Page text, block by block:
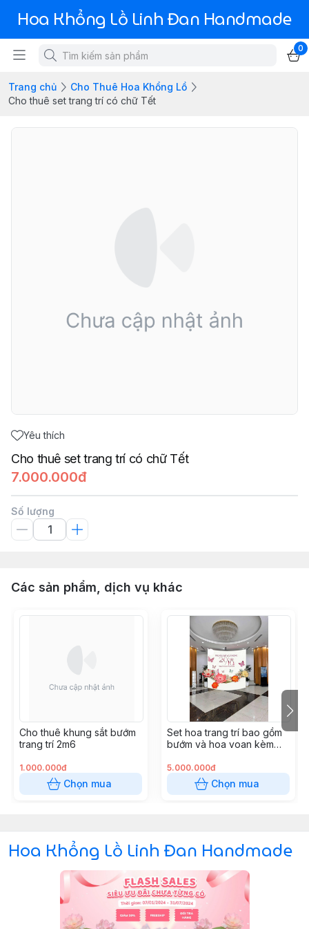
Hoa Khổng Lồ Linh Đan Handmade
0
Trang chủ
Cho Thuê Hoa Khổng Lồ
Cho thuê set trang trí có chữ Tết
Yêu thích
Cho thuê set trang trí có chữ Tết
7.000.000đ
Số lượng
Các sản phẩm, dịch vụ khác
Cho thuê khung sắt bướm
trang trí 2m6
1.000.000đ
Chọn mua
Set hoa trang trí bao gồm
bướm và hoa voan kèm
5.000.000đ
Chọn mua
Hoa Khổng Lồ Linh Đan Handmade